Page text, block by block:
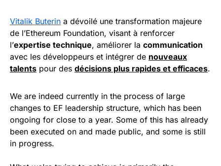
Vitalik Buterin a dévoilé une transformation majeure
de l’Ethereum Foundation, visant à renforcer
l’expertise technique, améliorer la communication
avec les développeurs et intégrer de nouveaux
talents pour des décisions plus rapides et efficaces.
We are indeed currently in the process of large
changes to EF leadership structure, which has been
ongoing for close to a year. Some of this has already
been executed on and made public, and some is still
in progress.